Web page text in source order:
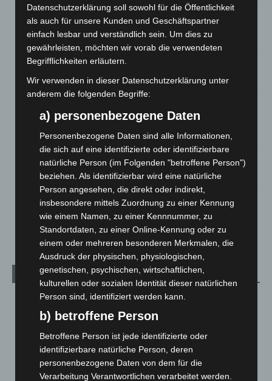
Mann läuft mit Hockeyschläger über A7 – Polizei sucht
Celle: Mensch stirbt bei Bagger-Unfall auf Baustelle
5. August 2026
beschädigt
5. August 2026
Anklage nach Abschaltung von „Archetyp Market“ erhoben
3. August 2026
Hannover: Polizei stoppt 166 Trunkenheitsfahrten bei
2. August 2026
Kategorien
Blaulicht
Corona-News
Hannover und Region
Langenhagen und Ortsteile
Leserbriefe
Datenschutzerklärung soll sowohl für die Öffentlichkeit
als auch für unsere Kunden und Geschäftspartner
einfach lesbar und verständlich sein. Um dies zu
gewährleisten, möchten wir vorab die verwendeten
Begrifflichkeiten erläutern.
Wir verwenden in dieser Datenschutzerklärung unter
anderem die folgenden Begriffe:
a) personenbezogene Daten
Personenbezogene Daten sind alle Informationen,
die sich auf eine identifizierte oder identifizierbare
natürliche Person (im Folgenden "betroffene Person")
beziehen. Als identifizierbar wird eine natürliche
Person angesehen, die direkt oder indirekt,
insbesondere mittels Zuordnung zu einer Kennung
wie einem Namen, zu einer Kennnummer, zu
Standortdaten, zu einer Online-Kennung oder zu
einem oder mehreren besonderen Merkmalen, die
Ausdruck der physischen, physiologischen,
genetischen, psychischen, wirtschaftlichen,
kulturellen oder sozialen Identität dieser natürlichen
Person sind, identifiziert werden kann.
b) betroffene Person
Betroffene Person ist jede identifizierte oder
identifizierbare natürliche Person, deren
personenbezogene Daten von dem für die
Verarbeitung Verantwortlichen verarbeitet werden.